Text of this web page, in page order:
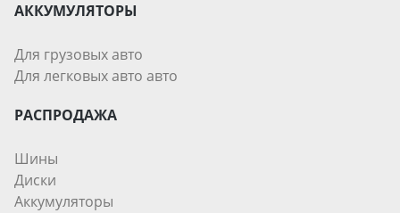
АККУМУЛЯТОРЫ
Для грузовых авто
Для легковых авто авто
РАСПРОДАЖА
Шины
Диски
Аккумуляторы